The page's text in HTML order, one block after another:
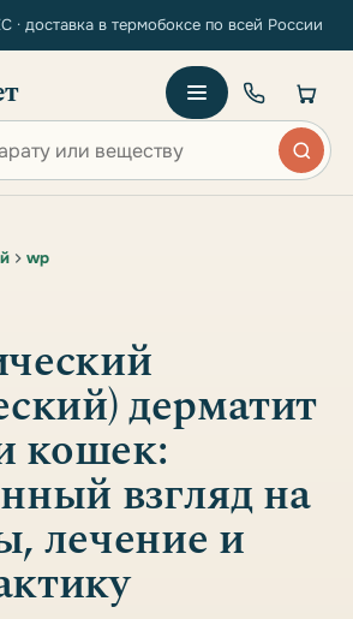
· доставка в термобоксе по всей России
wp
дерматит
кошек:
взгляд на
лечение и